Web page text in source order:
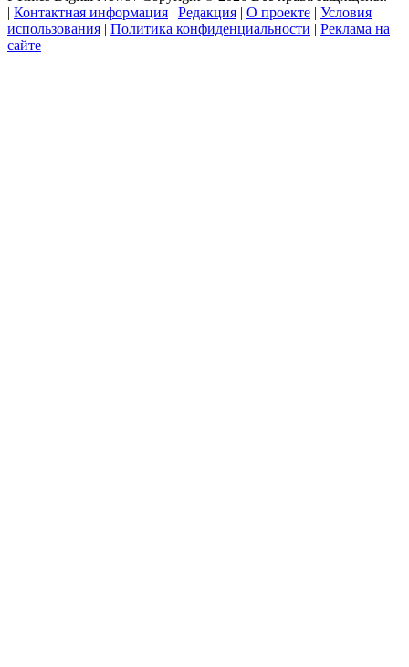
| Контактная информация | Редакция | О проекте | Условия
использования | Политика конфиденциальности | Реклама на
сайте